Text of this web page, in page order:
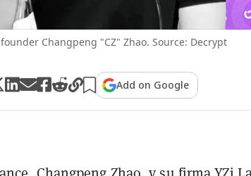
Changpeng "CZ" Zhao. Source: Decrypt
Add on Google